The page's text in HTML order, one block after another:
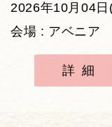
2026年10月04日
会場 : アベニア
詳細